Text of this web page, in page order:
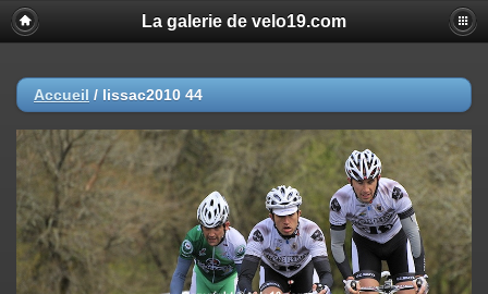
La galerie de velo19.com
Accueil / lissac2010 44